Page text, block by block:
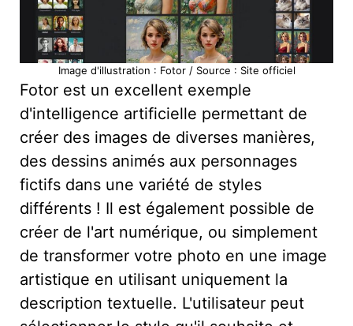
Image d'illustration : Fotor / Source : Site officiel
Fotor est un excellent exemple
d'intelligence artificielle permettant de
créer des images de diverses manières,
des dessins animés aux personnages
fictifs dans une variété de styles
différents ! Il est également possible de
créer de l'art numérique, ou simplement
de transformer votre photo en une image
artistique en utilisant uniquement la
description textuelle. L'utilisateur peut